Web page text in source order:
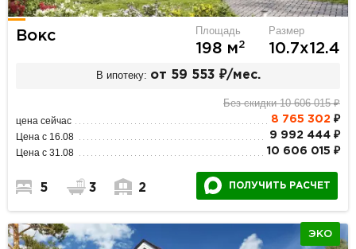
Вокс Площадь
198 м2
Размер
10.7х12.4
В ипотеку: от 59 553 ₽/мес.
Без скидки 10 606 015 ₽
цена сейчас 8 765 302 ₽
Цена с 16.08 9 992 444 ₽
Цена с 31.08 10 606 015 ₽
5 3 2 ПОЛУЧИТЬ РАСЧЕТ
ЭКО